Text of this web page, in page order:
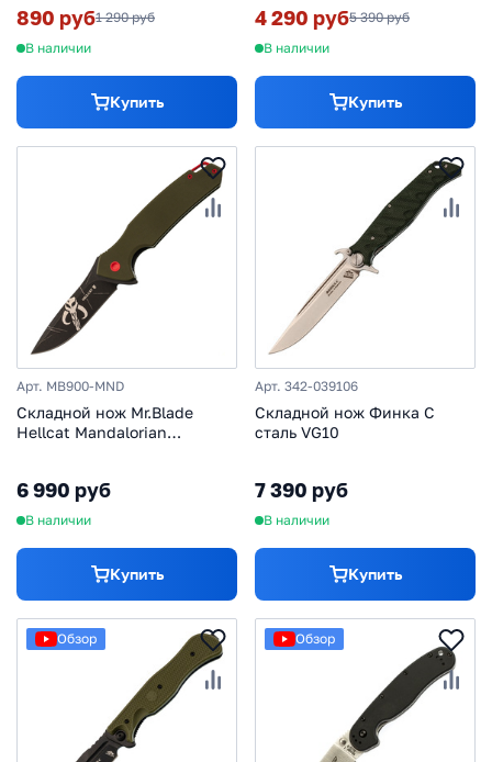
890 руб1 290 руб
В наличии
Купить
4 290 руб5 390 руб
В наличии
Купить
Арт. MB900-MND
Складной нож Mr.Blade
Hellcat Mandalorian
6 990 руб
В наличии
Купить
Арт. 342-039106
Складной нож Финка С
сталь VG10
7 390 руб
В наличии
Купить
Обзор Обзор